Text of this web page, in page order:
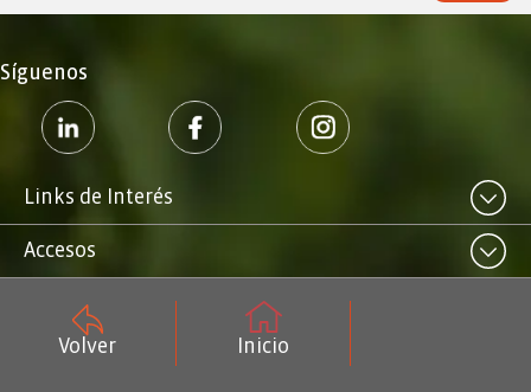
Síguenos
Links de Interés
Accesos
Volver Inicio